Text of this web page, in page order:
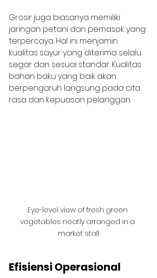
Grosir juga biasanya memiliki
jaringan petani dan pemasok yang
terpercaya. Hal ini menjamin
kualitas sayur yang diterima selalu
segar dan sesuai standar. Kualitas
bahan baku yang baik akan
berpengaruh langsung pada cita
rasa dan kepuasan pelanggan.
Eye-level view of fresh green
vegetables neatly arranged in a
market stall
Efisiensi Operasional